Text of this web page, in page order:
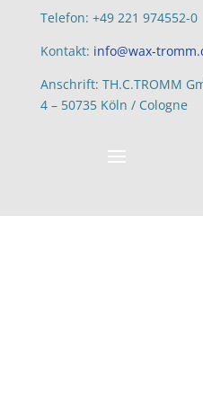
Telefon: +49 221 974552-0
Kontakt: info@wax-
Anschrift: TH.C.TROMM
4 – 50735 Köln / Cologne